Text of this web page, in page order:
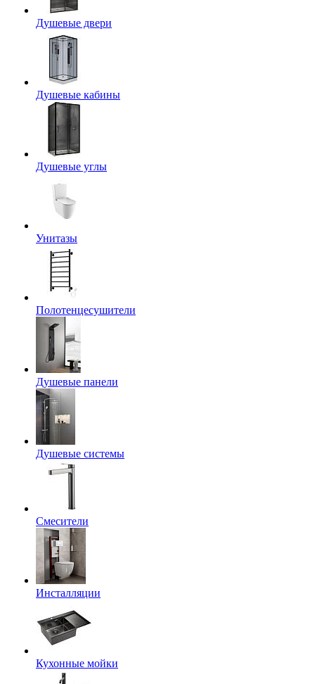
Душевые двери
Душевые кабины
Душевые углы
Унитазы
Полотенцесушители
Душевые панели
Душевые системы
Смесители
Инсталляции
Кухонные мойки